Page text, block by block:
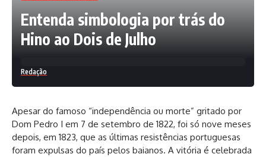
Entenda simbologia por trás do
Hino ao Dois de Julho
Redação
Apesar do famoso “independência ou morte” gritado por
Dom Pedro I em 7 de setembro de 1822, foi só nove meses
depois, em 1823, que as últimas resistências portuguesas
foram expulsas do país pelos baianos. A vitória é celebrada